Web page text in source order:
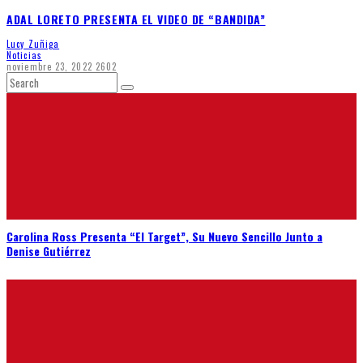
ADAL LORETO PRESENTA EL VIDEO DE “BANDIDA”
Lucy Zuñiga
Noticias
noviembre 23, 2022 2602
Carolina Ross Presenta “El Target”, Su Nuevo Sencillo Junto a
Denise Gutiérrez